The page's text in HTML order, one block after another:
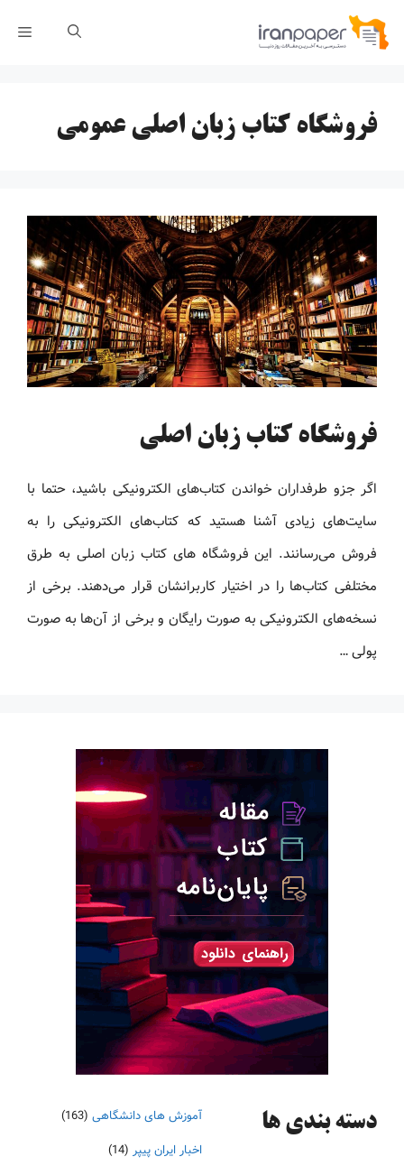
پرش
فروشگاه کتاب زبان اصلی عمومی
فروشگاه کتاب زبان اصلی
اگر جزو طرفداران خواندن کتاب‌های الکترونیکی باشید، حتما با
سایت‌های زیادی آشنا هستید که کتاب‌های الکترونیکی را به
فروش می‌رسانند. این فروشگاه های کتاب زبان اصلی به طرق
مختلفی کتاب‌ها را در اختیار کاربرانشان قرار می‌دهند. برخی از
نسخه‌های الکترونیکی به صورت رایگان و برخی از آن‌ها به صورت
پولی …
دسته‌ بندی ها آموزش های دانشگاهی (163)
اخبار ایران پیپر (14)